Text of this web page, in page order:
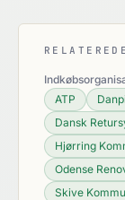
ATP
Dansk
Hjørring
Odense
Skive